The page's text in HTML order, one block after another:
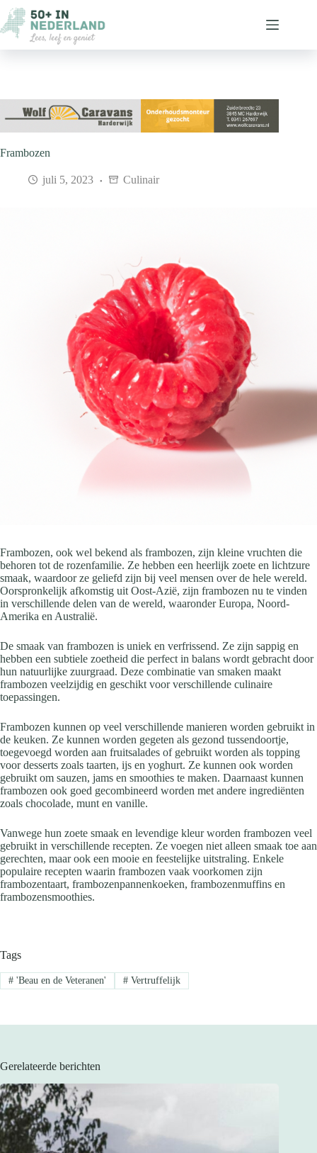
naar
de
inhoud
Frambozen
juli 5, 2023 Culinair
Frambozen, ook wel bekend als frambozen, zijn kleine vruchten die
behoren tot de rozenfamilie. Ze hebben een heerlijk zoete en lichtzure
smaak, waardoor ze geliefd zijn bij veel mensen over de hele wereld.
Oorspronkelijk afkomstig uit Oost-Azië, zijn frambozen nu te vinden
in verschillende delen van de wereld, waaronder Europa, Noord-
Amerika en Australië.
De smaak van frambozen is uniek en verfrissend. Ze zijn sappig en
hebben een subtiele zoetheid die perfect in balans wordt gebracht door
hun natuurlijke zuurgraad. Deze combinatie van smaken maakt
frambozen veelzijdig en geschikt voor verschillende culinaire
toepassingen.
Frambozen kunnen op veel verschillende manieren worden gebruikt in
de keuken. Ze kunnen worden gegeten als gezond tussendoortje,
toegevoegd worden aan fruitsalades of gebruikt worden als topping
voor desserts zoals taarten, ijs en yoghurt. Ze kunnen ook worden
gebruikt om sauzen, jams en smoothies te maken. Daarnaast kunnen
frambozen ook goed gecombineerd worden met andere ingrediënten
zoals chocolade, munt en vanille.
Vanwege hun zoete smaak en levendige kleur worden frambozen veel
gebruikt in verschillende recepten. Ze voegen niet alleen smaak toe aan
gerechten, maar ook een mooie en feestelijke uitstraling. Enkele
populaire recepten waarin frambozen vaak voorkomen zijn
frambozentaart, frambozenpannenkoeken, frambozenmuffins en
frambozensmoothies.
Tags
#'Beau en de Veteranen' #Vertruffelijk
Gerelateerde berichten